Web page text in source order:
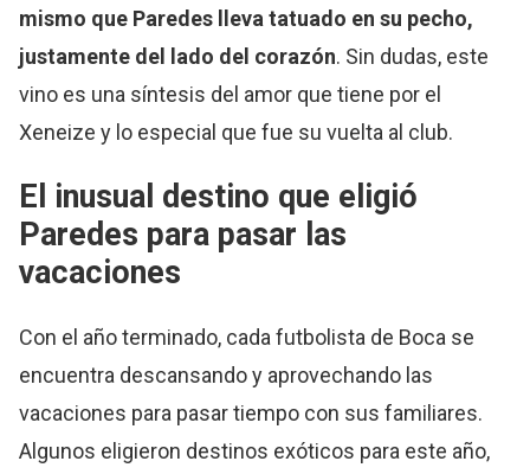
mismo que Paredes lleva tatuado en su pecho,
justamente del lado del corazón. Sin dudas, este
vino es una síntesis del amor que tiene por el
Xeneize y lo especial que fue su vuelta al club.
El inusual destino que eligió
Paredes para pasar las
vacaciones
Con el año terminado, cada futbolista de Boca se
encuentra descansando y aprovechando las
vacaciones para pasar tiempo con sus familiares.
Algunos eligieron destinos exóticos para este año,